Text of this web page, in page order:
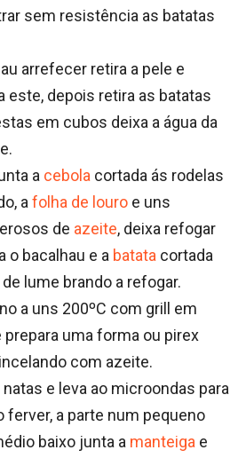
sem resistência as batatas
arrefecer retira a pele e
este, depois retira as batatas
em cubos deixa a água da
a cebola cortada ás rodelas
afolha de louro e uns
de azeite, deixa refogar
o bacalhau e a batata cortada
lume brando a refogar.
a uns 200ºC com grill em
uma forma ou pirex
com azeite.
natas e leva ao microondas para
ferver, a parte num pequeno
baixo junta a manteiga e